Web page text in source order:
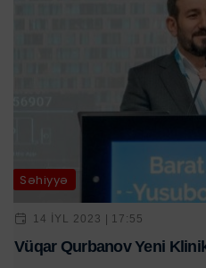
Səhiyyə
14 IYL 2023 | 17:55
Vüqar Qurbanov Yeni